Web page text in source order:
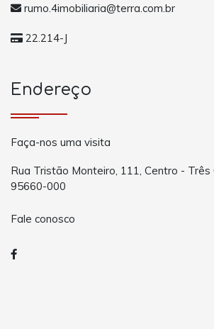
rumo.4imobiliaria@terra.com.br
22.214-J
Endereço
Faça-nos uma visita
Rua Tristão Monteiro, 111, Centro - Três
95660-000
Fale conosco